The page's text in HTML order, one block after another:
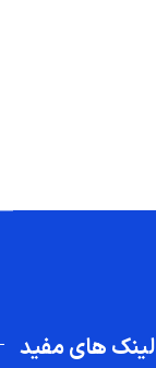
لینک های مفید